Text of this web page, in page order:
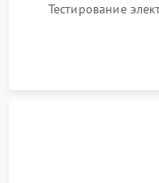
Тестирование
температуры и
жерновов кофемолки,